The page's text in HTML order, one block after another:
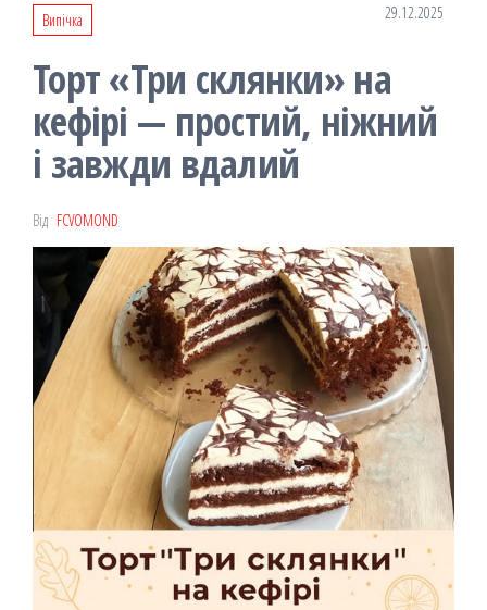
Випічка 29.12.2025
Торт «Три склянки» на
кефірі — простий, ніжний
і завжди вдалий
Від FCVOMOND